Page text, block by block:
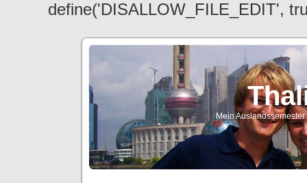
define('DISALLOW_FILE_EDIT',
Mein